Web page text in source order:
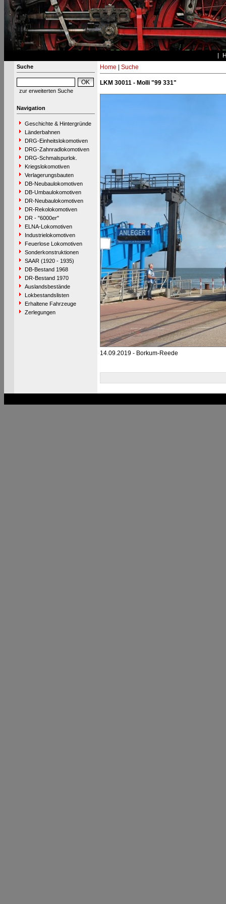
Suche
zur erweiterten Suche
Navigation
Geschichte & Hintergründe
Länderbahnen
DRG-Einheitslokomotiven
DRG-Zahnradlokomotiven
DRG-Schmalspurlok.
Kriegslokomotiven
Verlagerungsbauten
DB-Neubaulokomotiven
DB-Umbaulokomotiven
DR-Neubaulokomotiven
DR-Rekolokomotiven
DR - "6000er"
ELNA-Lokomotiven
Industrielokomotiven
Feuerlose Lokomotiven
Sonderkonstruktionen
SAAR (1920 - 1935)
DB-Bestand 1968
DR-Bestand 1970
Auslandsbestände
Lokbestandslisten
Erhaltene Fahrzeuge
Zerlegungen
Home Suche
LKM 30011 - Molli "99 331"
14.09.2019 - Borkum-Reede